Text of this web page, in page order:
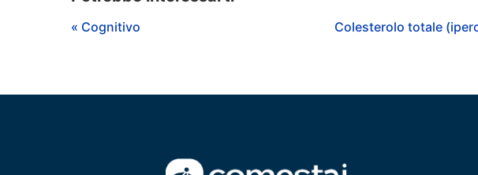
« Cognitivo
Colesterolo totale